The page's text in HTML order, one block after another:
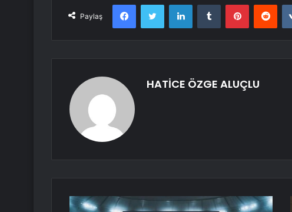
Paylaş
FacebookTwitter LinkedInTumblr Pinterest
HATİCE ÖZGE ALUÇLU